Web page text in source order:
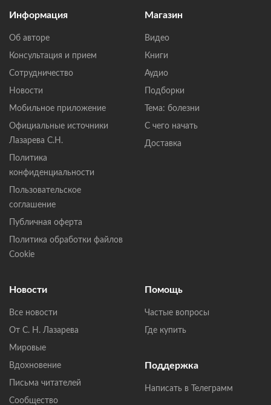
Информация
Об авторе
Консультация и прием
Сотрудничество
Новости
Мобильное приложение
Официальные источники
Лазарева С.Н.
Политика
конфиденциальности
Пользовательское
соглашение
Публичная оферта
Политика обработки файлов
Cookie
Магазин
Видео
Книги
Аудио
Подборки
Тема: болезни
С чего начать
Доставка
Новости
Все новости
От С. Н. Лазарева
Мировые
Вдохновение
Письма читателей
Сообщество
Помощь
Частые вопросы
Где купить
Поддержка
Написать в Телеграмм